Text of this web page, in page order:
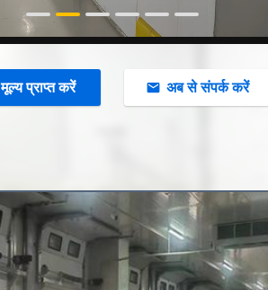
मूल्य प्राप्त करें अब से संपर्क करें